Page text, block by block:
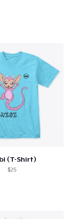
(T-Shirt)
$25